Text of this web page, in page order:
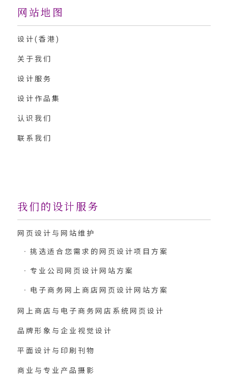
网站地图
设计(香港)
关于我们
设计服务
设计作品集
认识我们
联系我们
我们的设计服务
网页设计与网站维护
挑选适合您需求的网页设计项目方案
专业公司网页设计网站方案
电子商务网上商店网页设计网站方案
网上商店与电子商务网店系统网页设计
品牌形象与企业视觉设计
平面设计与印刷刊物
商业与专业产品摄影